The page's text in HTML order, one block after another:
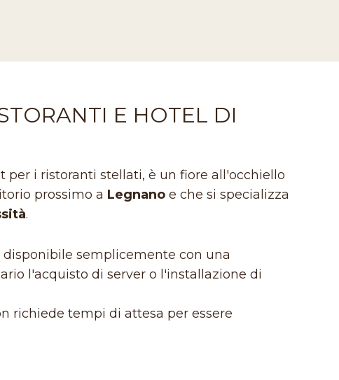
E HOTEL DI
i ristoranti stellati, è un fiore all'occhiello
prossimo a Legnano e che si specializza
.
disponibile semplicemente con una
l'acquisto di server o l'installazione di
richiede tempi di attesa per essere